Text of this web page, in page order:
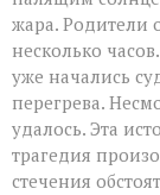
жара. Родители
несколько
уже начались
перегрева.
удалось. Эта
трагедия
стечения